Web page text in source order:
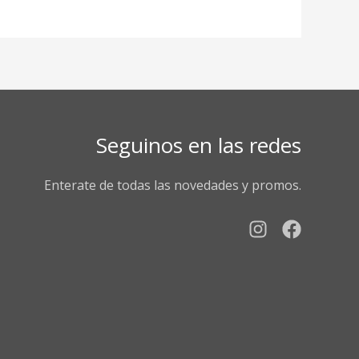
Seguinos en las redes
Enterate de todas las novedades y promos.